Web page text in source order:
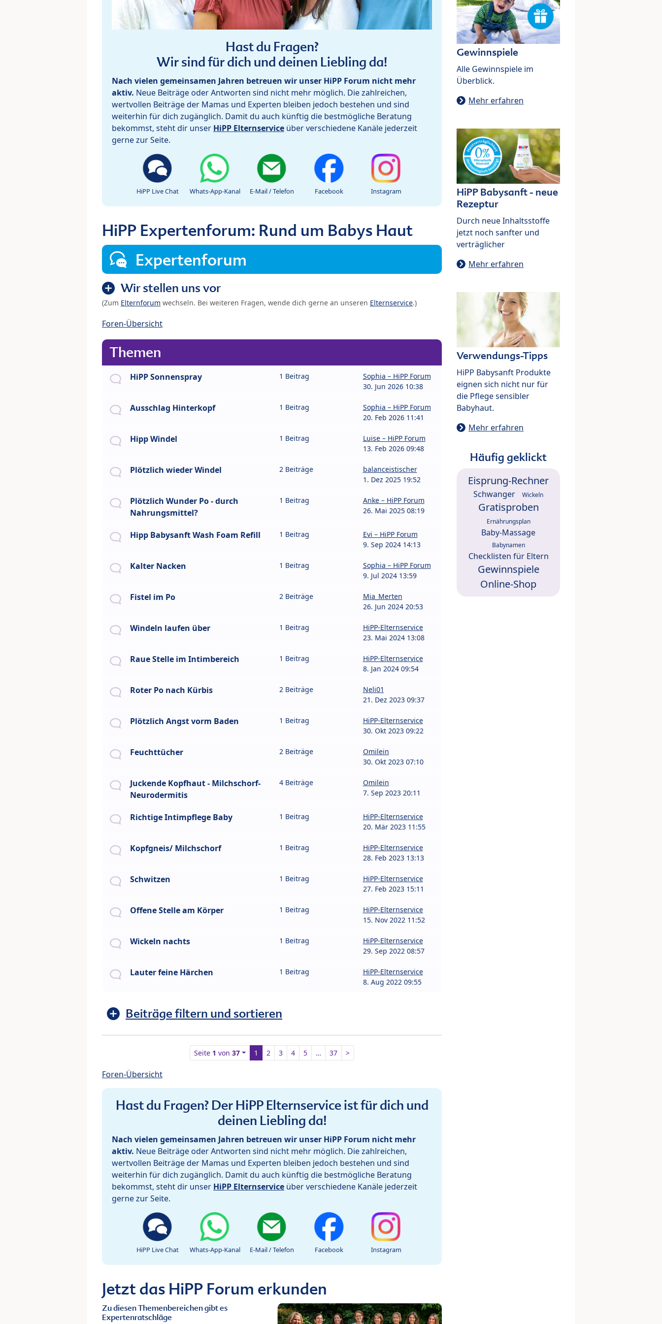
Hast du Fragen?
Wir sind für dich und deinen Liebling da!
Nach vielen gemeinsamen Jahren betreuen wir unser HiPP Forum nicht mehr
aktiv. Neue Beiträge oder Antworten sind nicht mehr möglich. Die zahlreichen,
wertvollen Beiträge der Mamas und Experten bleiben jedoch bestehen und sind
weiterhin für dich zugänglich. Damit du auch künftig die bestmögliche Beratung
bekommst, steht dir unser HiPP Elternservice über verschiedene Kanäle jederzeit
gerne zur Seite.
HiPP Live Chat Whats-App-Kanal E-Mail / Telefon Facebook Instagram
HiPP Expertenforum: Rund um Babys Haut
Expertenforum
Wir stellen uns vor
(Zum Elternforum wechseln. Bei weiteren Fragen, wende dich gerne an unseren Elternservice.)
Foren-Übersicht
Themen
HiPP Sonnenspray 1 Beitrag
Sophia – HiPP Forum
30. Jun 2026 10:38
Ausschlag Hinterkopf 1 Beitrag
Sophia – HiPP Forum
20. Feb 2026 11:41
Hipp Windel 1 Beitrag
Luise – HiPP Forum
13. Feb 2026 09:48
Plötzlich wieder Windel 2 Beiträge
balanceistischer
1. Dez 2025 19:52
Plötzlich Wunder Po - durch
Nahrungsmittel?
1 Beitrag
Anke – HiPP Forum
26. Mai 2025 08:19
Hipp Babysanft Wash Foam Refill 1 Beitrag
Evi – HiPP Forum
9. Sep 2024 14:13
Kalter Nacken 1 Beitrag
Sophia – HiPP Forum
9. Jul 2024 13:59
Fistel im Po 2 Beiträge
Mia_Merten
26. Jun 2024 20:53
Windeln laufen über 1 Beitrag
HiPP-Elternservice
23. Mai 2024 13:08
Raue Stelle im Intimbereich 1 Beitrag
HiPP-Elternservice
8. Jan 2024 09:54
Roter Po nach Kürbis 2 Beiträge
Neli01
21. Dez 2023 09:37
Plötzlich Angst vorm Baden 1 Beitrag
HiPP-Elternservice
30. Okt 2023 09:22
Feuchttücher 2 Beiträge
Omilein
30. Okt 2023 07:10
Juckende Kopfhaut - Milchschorf-
Neurodermitis
4 Beiträge
Omilein
7. Sep 2023 20:11
Richtige Intimpflege Baby 1 Beitrag
HiPP-Elternservice
20. Mär 2023 11:55
Kopfgneis/ Milchschorf 1 Beitrag
HiPP-Elternservice
28. Feb 2023 13:13
Schwitzen 1 Beitrag
HiPP-Elternservice
27. Feb 2023 15:11
Offene Stelle am Körper 1 Beitrag
HiPP-Elternservice
15. Nov 2022 11:52
Wickeln nachts 1 Beitrag
HiPP-Elternservice
29. Sep 2022 08:57
Lauter feine Härchen 1 Beitrag
HiPP-Elternservice
8. Aug 2022 09:55
Beiträge filtern und sortieren
Seite 1 von37 1 2 3 4 5 … 37 >
Foren-Übersicht
Hast du Fragen? Der HiPP Elternservice ist für dich und
deinen Liebling da!
Nach vielen gemeinsamen Jahren betreuen wir unser HiPP Forum nicht mehr
aktiv. Neue Beiträge oder Antworten sind nicht mehr möglich. Die zahlreichen,
wertvollen Beiträge der Mamas und Experten bleiben jedoch bestehen und sind
weiterhin für dich zugänglich. Damit du auch künftig die bestmögliche Beratung
bekommst, steht dir unser HiPP Elternservice über verschiedene Kanäle jederzeit
gerne zur Seite.
HiPP Live Chat Whats-App-Kanal E-Mail / Telefon Facebook Instagram
Jetzt das HiPP Forum erkunden
Zu diesen Themenbereichen gibt es
Expertenratschläge
Gewinnspiele
Alle Gewinnspiele im
Überblick.
Mehr erfahren
HiPP Babysanft - neue
Rezeptur
Durch neue Inhaltsstoffe
jetzt noch sanfter und
verträglicher
Mehr erfahren
Verwendungs-Tipps
HiPP Babysanft Produkte
eignen sich nicht nur für
die Pflege sensibler
Babyhaut.
Mehr erfahren
Häufig geklickt
Eisprung-Rechner
Schwanger Wickeln
Gratisproben
Ernährungsplan
Baby-Massage
Babynamen
Checklisten für Eltern
Gewinnspiele
Online-Shop